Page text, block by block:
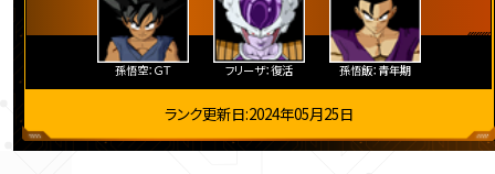
孫悟空：ＧＴ フリーザ：復活 孫悟飯：青年期
ランク更新日:2024年05月25日